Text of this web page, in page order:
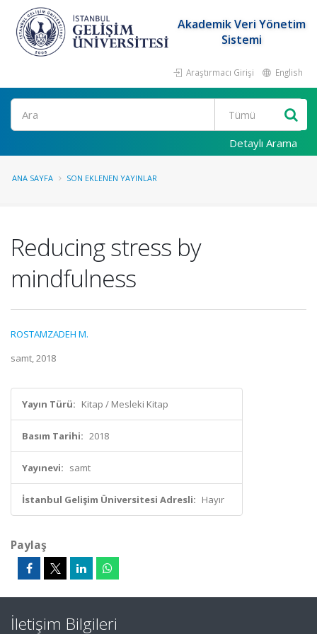
Akademik Veri Yönetim
Sistemi
Araştırmacı Girişi English
Ara
Detaylı Arama
ANA SAYFA SON EKLENEN YAYINLAR
Reducing stress by
mindfulness
ROSTAMZADEH M.
samt, 2018
Yayın Türü: Kitap / Mesleki Kitap
Basım Tarihi: 2018
Yayınevi: samt
İstanbul Gelişim Üniversitesi Adresli: Hayır
Paylaş
İletişim Bilgileri